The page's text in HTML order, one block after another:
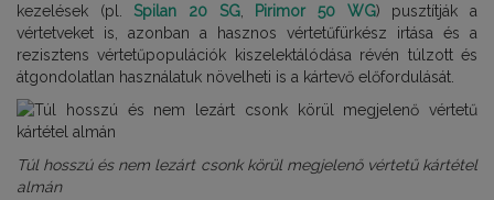
kezelések (pl. Spilan 20 SG, Pirimor 50 WG) pusztítják a
vértetveket is, azonban a hasznos vértetűfürkész irtása és a
rezisztens vértetűpopulációk kiszelektálódása révén túlzott és
átgondolatlan használatuk növelheti is a kártevő előfordulását.
Túl hosszú és nem lezárt csonk körül megjelenő vértetű kártétel
almán